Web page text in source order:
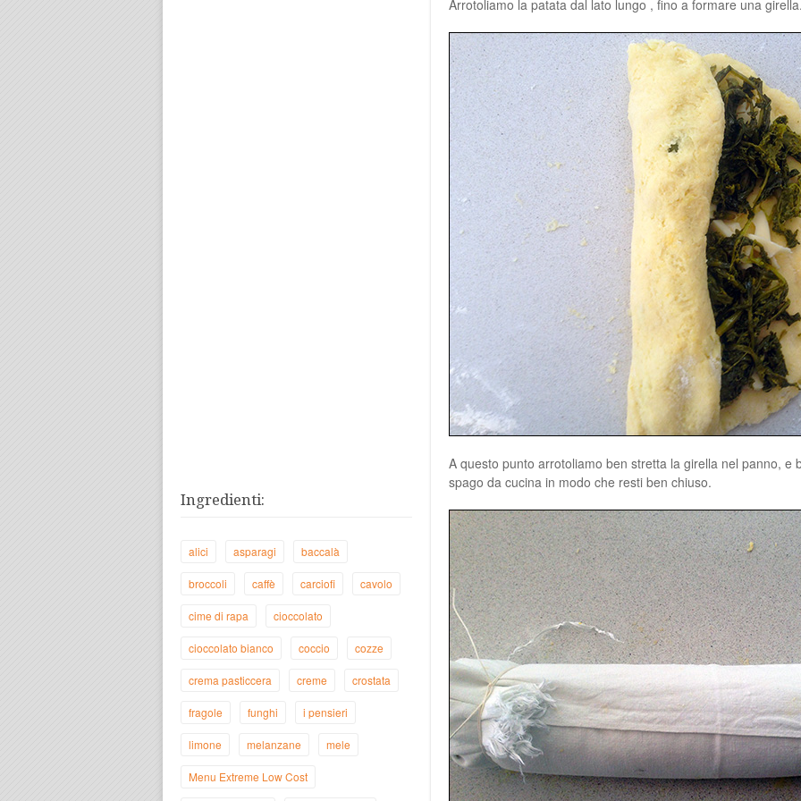
Arrotoliamo la patata dal lato lungo , fino a formare una
A questo punto arrotoliamo ben stretta la girella nel panno, e
spago da cucina in modo che resti ben chiuso.
Ingredienti:
alici asparagi baccalà
broccoli caffè carciofi cavolo
cime di rapa cioccolato
cioccolato bianco coccio cozze
crema pasticcera creme crostata
fragole funghi i pensieri
limone melanzane mele
Menu Extreme Low Cost